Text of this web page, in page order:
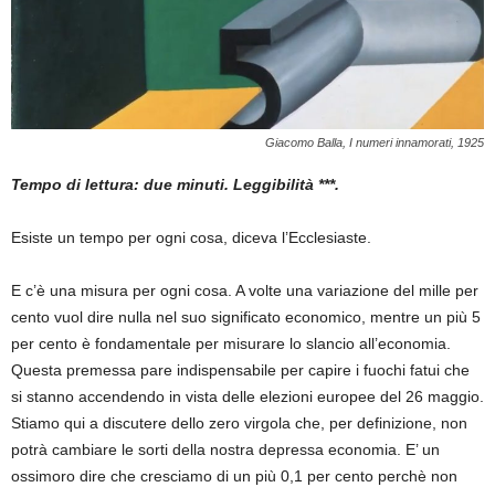
Giacomo Balla, I numeri innamorati, 1925
Tempo di lettura: due minuti. Leggibilità ***.
Esiste un tempo per ogni cosa, diceva l’Ecclesiaste.
E c’è una misura per ogni cosa. A volte una variazione del mille per
cento vuol dire nulla nel suo significato economico, mentre un più 5
per cento è fondamentale per misurare lo slancio all’economia.
Questa premessa pare indispensabile per capire i fuochi fatui che
si stanno accendendo in vista delle elezioni europee del 26 maggio.
Stiamo qui a discutere dello zero virgola che, per definizione, non
potrà cambiare le sorti della nostra depressa economia. E’ un
ossimoro dire che cresciamo di un più 0,1 per cento perchè non